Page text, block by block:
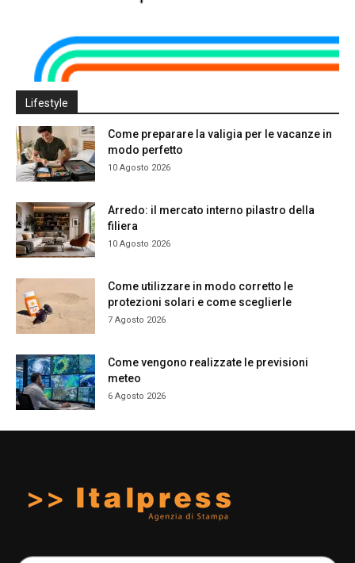
Lifestyle
Come preparare la valigia per le vacanze in
modo perfetto
10 Agosto 2026
Arredo: il mercato interno pilastro della
filiera
10 Agosto 2026
Come utilizzare in modo corretto le
protezioni solari e come sceglierle
7 Agosto 2026
Come vengono realizzate le previsioni
meteo
6 Agosto 2026